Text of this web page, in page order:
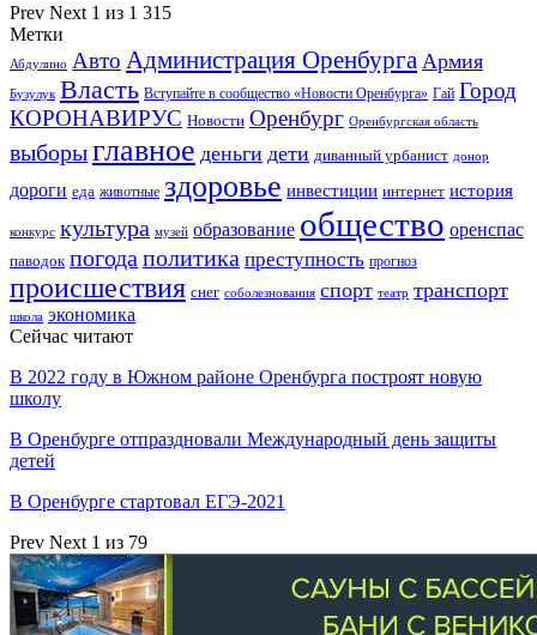
Prev Next 1 из 1 315
Метки
Абдулино Авто Администрация Оренбурга Армия
Бузулук Власть Вступайте в сообщество «Новости Оренбурга» Гай Город
КОРОНАВИРУС Новости Оренбург Оренбургская область
выборыглавное деньги дети диванный урбанист донор
дороги еда животные здоровье инвестиции интернет история
конкурс культура музей образование общество оренспас
паводок погода политика преступность прогноз
происшествия снег соболезнования спорт театр транспорт
школа экономика
Сейчас читают
В 2022 году в Южном районе Оренбурга построят новую
школу
В Оренбурге отпраздновали Международный день защиты
детей
В Оренбурге стартовал ЕГЭ-2021
Prev Next 1 из 79